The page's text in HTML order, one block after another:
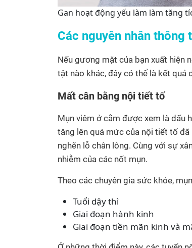
Gan hoạt động yếu làm làm tăng
Các nguyên nhân
Nếu gương mặt của bạn xuất hiện
tật nào khác, đây có thể là kết
Mất cân bằng nội tiết tố
Mụn viêm ở cằm được xem là dấu
tăng lên quá mức của nội tiết tố
nghẽn lỗ chân lông. Cùng với sự
nhiễm của các nốt mụn.
Theo các chuyên gia sức khỏe,
Tuổi dậy thì
Giai đoạn hành kinh
Giai đoạn tiền mãn kinh và